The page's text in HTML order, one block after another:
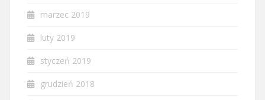
marzec 2019
luty 2019
styczeń 2019
grudzień 2018